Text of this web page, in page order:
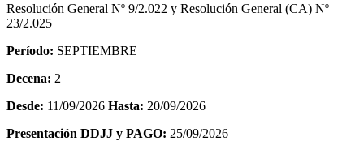
Resolución General Nº 9/2.022 y Resolución General (CA) Nº
23/2.025
Período: SEPTIEMBRE
Decena: 2
Desde: 11/09/2026 Hasta: 20/09/2026
Presentación DDJJ y PAGO: 25/09/2026